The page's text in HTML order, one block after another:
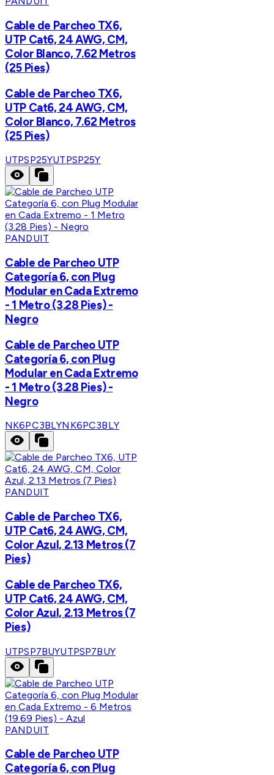
Cable de Parcheo TX6,
UTP Cat6, 24 AWG, CM,
Color Blanco, 7.62 Metros
(25 Pies)
Cable de Parcheo TX6,
UTP Cat6, 24 AWG, CM,
Color Blanco, 7.62 Metros
(25 Pies)
UTPSP25YUTPSP25Y
PANDUIT
Cable de Parcheo UTP
Categoría 6, con Plug
Modular en Cada Extremo
- 1 Metro (3.28 Pies) -
Negro
Cable de Parcheo UTP
Categoría 6, con Plug
Modular en Cada Extremo
- 1 Metro (3.28 Pies) -
Negro
NK6PC3BLYNK6PC3BLY
PANDUIT
Cable de Parcheo TX6,
UTP Cat6, 24 AWG, CM,
Color Azul, 2.13 Metros (7
Pies)
Cable de Parcheo TX6,
UTP Cat6, 24 AWG, CM,
Color Azul, 2.13 Metros (7
Pies)
UTPSP7BUYUTPSP7BUY
PANDUIT
Cable de Parcheo UTP
Categoría 6, con Plug